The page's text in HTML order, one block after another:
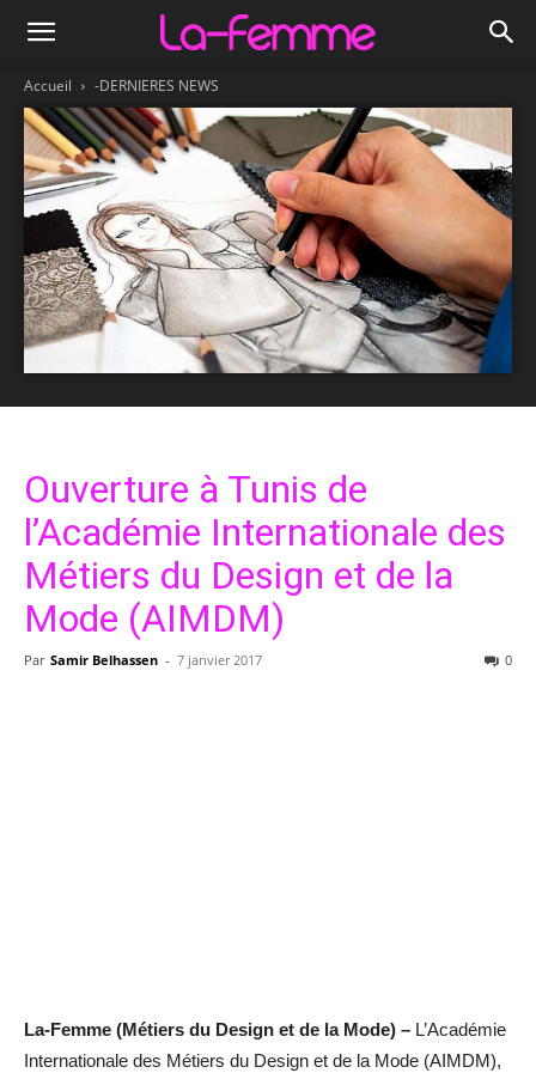
Accueil -DERNIERES NEWS
Ouverture à Tunis de
l’Académie Internationale des
Métiers du Design et de la
Mode (AIMDM)
Par Samir Belhassen - 7 janvier 2017 0
La-Femme (Métiers du Design et de la Mode) – L’Académie
Internationale des Métiers du Design et de la Mode (AIMDM),